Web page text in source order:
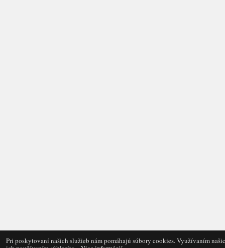
Pri poskytovaní našich služieb nám pomáhajú súbory cookies. Využívaním